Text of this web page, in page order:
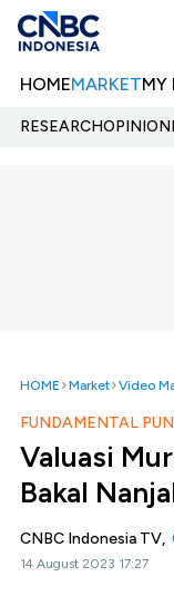
HOMEMARKETMY
RESEARCHOPINION
HOME Market Video
FUNDAMENTAL
Valuasi
Bakal
CNBC Indonesia TV,
14 August 2023 17:27